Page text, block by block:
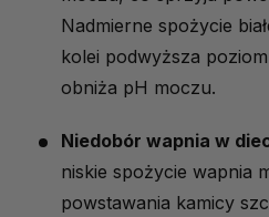
Nadmierne spożycie
kolei podwyższa
obniża pH moczu.
Niedobór wapnia w
niskie spożycie wapnia
powstawania kamicy